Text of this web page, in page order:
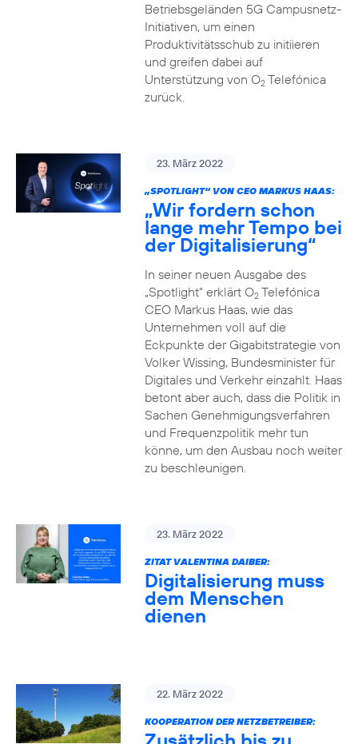
Betriebsgeländen 5G Campusnetz-
Initiativen, um einen
Produktivitätsschub zu initiieren
und greifen dabei auf
Unterstützung von O2Telefónica
zurück.
23. März 2022
„SPOTLIGHT“ VON CEO MARKUS HAAS:
„Wir fordern schon
lange mehr Tempo bei
der Digitalisierung“
In seiner neuen Ausgabe des
„Spotlight“ erklärt O2Telefónica
CEO Markus Haas, wie das
Unternehmen voll auf die
Eckpunkte der Gigabitstrategie von
Volker Wissing, Bundesminister für
Digitales und Verkehr einzahlt. Haas
betont aber auch, dass die Politik in
Sachen Genehmigungsverfahren
und Frequenzpolitik mehr tun
könne, um den Ausbau noch weiter
zu beschleunigen.
23. März 2022
ZITAT VALENTINA DAIBER:
Digitalisierung muss
dem Menschen
dienen
22. März 2022
KOOPERATION DER NETZBETREIBER: